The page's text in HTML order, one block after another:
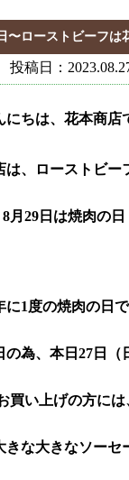
〜ローストビーフは
投稿日：
にちは、花本商店
は、ローストビ
8月29日は焼肉の日
に1度の焼肉の日で
の為、本日27日
買い上げの方に
きな大きなソーセ